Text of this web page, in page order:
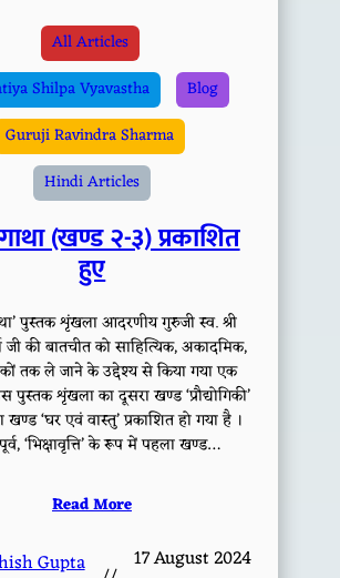
All Articles
Shilpa Vyavastha
Blog
Guruji Ravindra Sharma
Hindi Articles
(खण्ड २-३) प्रकाशित
हुए
पुस्तक शृंखला आदरणीय गुरुजी स्व. श्री
जी की बातचीत को साहित्यिक, अकादमिक,
तक ले जाने के उद्देश्य से किया गया एक
पुस्तक शृंखला का दूसरा खण्ड ‘प्रौद्योगिकी’
खण्ड ‘घर एवं वास्तु’ प्रकाशित हो गया है ।
‘भिक्षावृत्ति’ के रूप में पहला खण्ड…
Read More
Gupta 17 August 2024